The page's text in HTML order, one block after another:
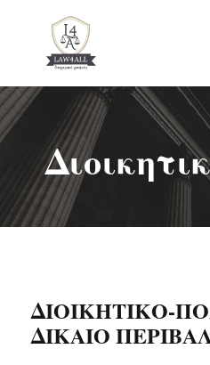
ΔΙΟΙΚΗΤΙΚΟ-
ΔΙΚΑΙΟ